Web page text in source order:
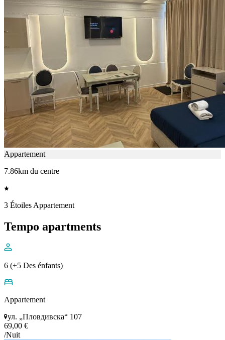
Appartement
7.86km du centre
3 Étoiles Appartement
Tempo apartments
6 (+5 Des énfants)
Appartement
ул. „Пловдивска“ 107
69,00 €
/Nuit